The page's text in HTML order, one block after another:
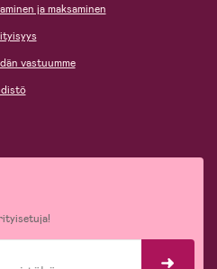
ja maksaminen
vastuumme